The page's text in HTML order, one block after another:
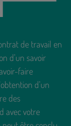
de travail en
d’un savoir
faire
d’un
des
avec votre